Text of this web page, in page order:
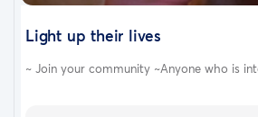
Light up their lives
~ Join your community ~Anyone who is